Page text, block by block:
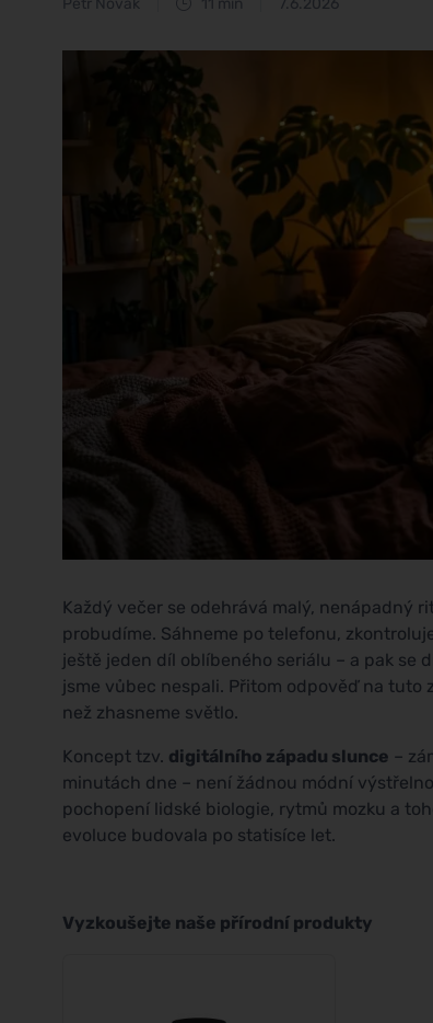
Každý večer se odehrává malý, nenápadný
probudíme. Sáhneme po telefonu,
ještě jeden díl oblíbeného seriálu – a pak se
jsme vůbec nespali. Přitom odpověď na tuto
než zhasneme světlo.
Koncept tzv. digitálního západu slunce –
minutách dne – není žádnou módní
pochopení lidské biologie, rytmů mozku a
evoluce budovala po statisíce let.
Vyzkoušejte naše přírodní produkty